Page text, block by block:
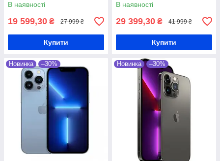
В наявності
19 599,30 ₴ 27 999 ₴
Купити
В наявності
29 399,30 ₴ 41 999 ₴
Купити
Новинка –30% Новинка –30%